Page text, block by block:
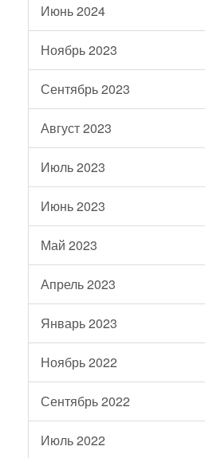
Июнь 2024
Ноябрь 2023
Сентябрь 2023
Август 2023
Июль 2023
Июнь 2023
Май 2023
Апрель 2023
Январь 2023
Ноябрь 2022
Сентябрь 2022
Июль 2022